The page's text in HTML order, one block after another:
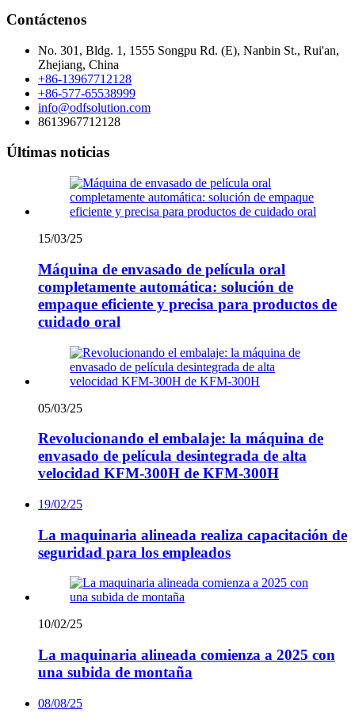
Contáctenos
No. 301, Bldg. 1, 1555 Songpu Rd. (E), Nanbin St., Rui'an,
Zhejiang, China
+86-13967712128
+86-577-65538999
info@odfsolution.com
8613967712128
Últimas noticias
15/03/25
Máquina de envasado de película oral
completamente automática: solución de
empaque eficiente y precisa para productos de
cuidado oral
05/03/25
Revolucionando el embalaje: la máquina de
envasado de película desintegrada de alta
velocidad KFM-300H de KFM-300H
19/02/25
La maquinaria alineada realiza capacitación de
seguridad para los empleados
10/02/25
La maquinaria alineada comienza a 2025 con
una subida de montaña
08/08/25